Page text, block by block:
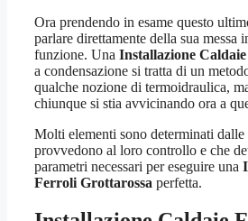
Ora prendendo in esame questo
parlare direttamente della sua messa
funzione. Una Installazione
a condensazione si tratta di un
qualche nozione di termoidraulica,
chiunque si stia avvicinando ora a
Molti elementi sono determinati dalle
provvedono al loro controllo e che
parametri necessari per eseguire una
Ferroli Grottarossa perfetta.